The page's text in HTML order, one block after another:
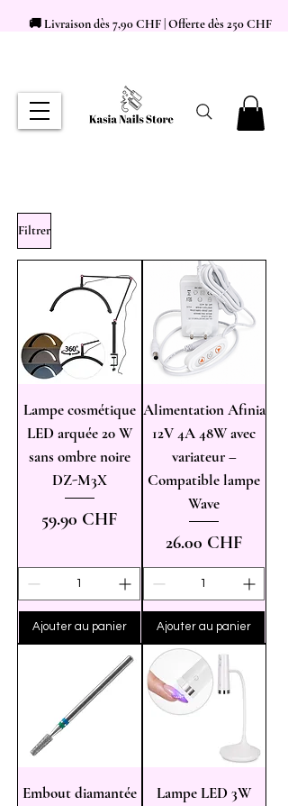
🚚 Livraison dès 7,90 CHF | Offerte dès 250 CHF
Filtrer
Lampe cosmétique
LED arquée 20 W
sans ombre noire
DZ-M3X
Prix
59.90 CHF
Ajouter au panier
Alimentation Afinia
12V 4A 48W avec
variateur –
Compatible lampe
Wave
Prix
26.00 CHF
Ajouter au panier
Embout diamantée
Lampe LED 3W